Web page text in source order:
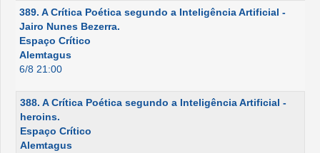
389. A Crítica Poética segundo a Inteligência Artificial -
Jairo Nunes Bezerra.
Espaço Crítico
Alemtagus
6/8 21:00
388. A Crítica Poética segundo a Inteligência Artificial -
heroins.
Espaço Crítico
Alemtagus